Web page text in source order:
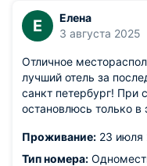
Е
Елена
3 августа 2025
Отличное
лучший отель за
санкт петербург!
остановлюсь только в
Проживание: 23 июля
Тип номера: